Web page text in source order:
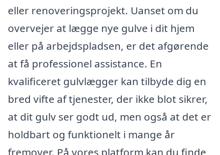
eller renoveringsprojekt. Uanset om du
overvejer at lægge nye gulve i dit hjem
eller på arbejdspladsen, er det afgørende
at få professionel assistance. En
kvalificeret gulvlægger kan tilbyde dig en
bred vifte af tjenester, der ikke blot sikrer,
at dit gulv ser godt ud, men også at det er
holdbart og funktionelt i mange år
fremover. På vores platform kan du finde